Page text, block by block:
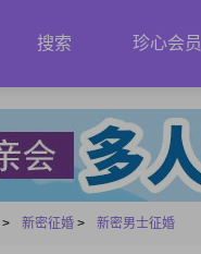
搜索 珍心会员
> 新密征婚 > 新密男士征婚